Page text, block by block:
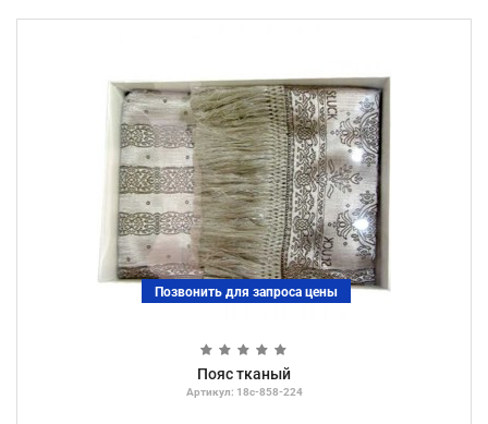
Пояс тканый
Артикул: 18с-858-224
Позвонить для запроса цены